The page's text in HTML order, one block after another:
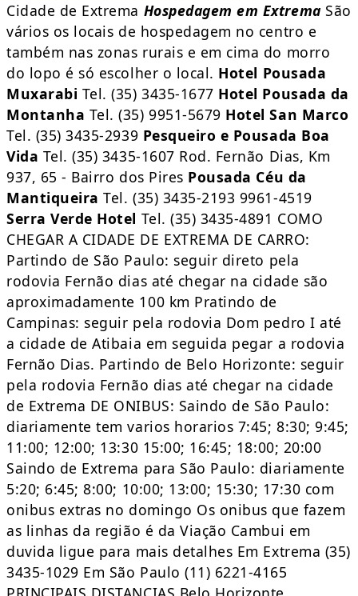
Cidade de Extrema Hospedagem em Extrema São
vários os locais de hospedagem no centro e
também nas zonas rurais e em cima do morro
do lopo é só escolher o local. Hotel Pousada
Muxarabi Tel. (35) 3435-1677 Hotel Pousada da
Montanha Tel. (35) 9951-5679 Hotel San Marco
Tel. (35) 3435-2939 Pesqueiro e Pousada Boa
Vida Tel. (35) 3435-1607 Rod. Fernão Dias, Km
937, 65 - Bairro dos Pires Pousada Céu da
Mantiqueira Tel. (35) 3435-2193 9961-4519
Serra Verde Hotel Tel. (35) 3435-4891 COMO
CHEGAR A CIDADE DE EXTREMA DE CARRO:
Partindo de São Paulo: seguir direto pela
rodovia Fernão dias até chegar na cidade são
aproximadamente 100 km Pratindo de
Campinas: seguir pela rodovia Dom pedro I até
a cidade de Atibaia em seguida pegar a rodovia
Fernão Dias. Partindo de Belo Horizonte: seguir
pela rodovia Fernão dias até chegar na cidade
de Extrema DE ONIBUS: Saindo de São Paulo:
diariamente tem varios horarios 7:45; 8:30; 9:45;
11:00; 12:00; 13:30 15:00; 16:45; 18:00; 20:00
Saindo de Extrema para São Paulo: diariamente
5:20; 6:45; 8:00; 10:00; 13:00; 15:30; 17:30 com
onibus extras no domingo Os onibus que fazem
as linhas da região é da Viação Cambui em
duvida ligue para mais detalhes Em Extrema (35)
3435-1029 Em São Paulo (11) 6221-4165